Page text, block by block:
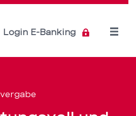
Login E-Banking
Open